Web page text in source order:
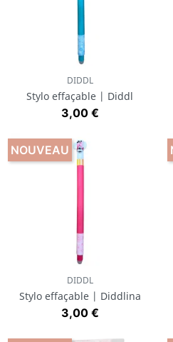
DIDDL
Stylo effaçable | Diddl
Prix
3,00 €
DIDDL
Stylo effaçable | Diddlina
Prix
3,00 €
NOUVEAU